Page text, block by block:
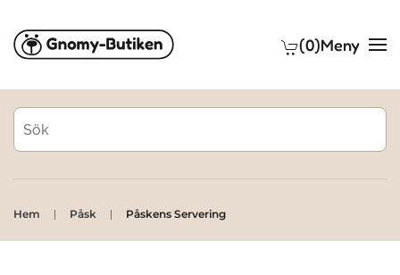
Skip to main content (0)Meny
Hem Påsk Påskens Servering